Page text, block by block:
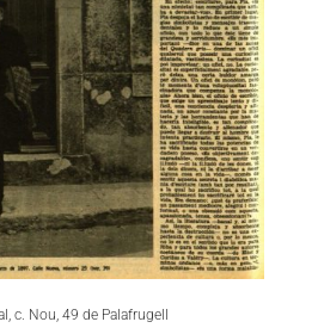
c. Nou, 49 de Palafrugell